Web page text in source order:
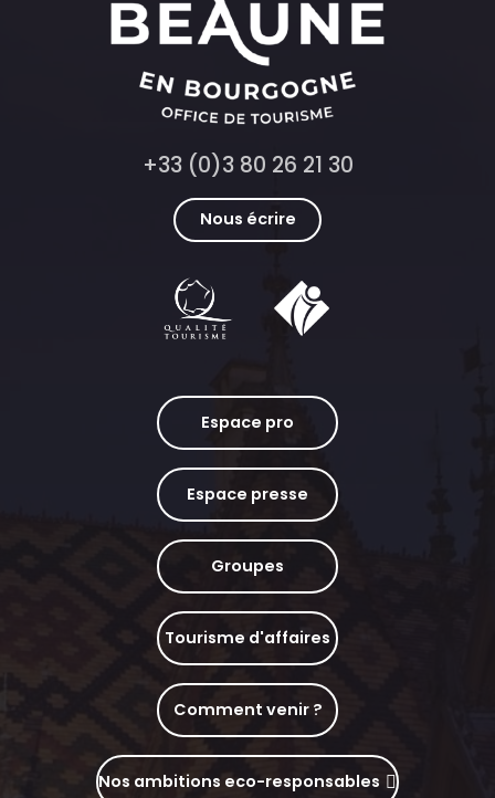
+33 (0)3 80 26 21 30
Nous écrire
Espace pro
Espace presse
Groupes
Tourisme d'affaires
Comment venir ?
Nos ambitions eco-responsables